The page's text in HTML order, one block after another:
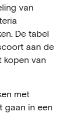
van
De tabel
aan de
kopen van
met
gaan in een